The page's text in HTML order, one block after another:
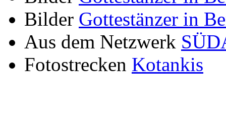
Bilder Gottestänzer in
Aus dem Netzwerk
Fotostrecken Kotankis